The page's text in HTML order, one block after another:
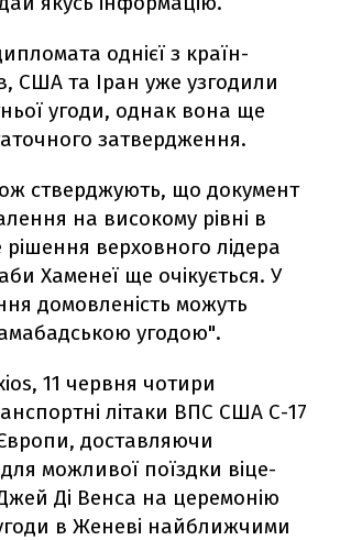
однієї з країн-
США та Іран уже узгодили
угоди, однак вона ще
затвердження.
стверджують, що документ
на високому рівні в
рішення верховного лідера
Хаменеї ще очікується. У
домовленість можуть
угодою".
11 червня чотири
літаки ВПС США C-17
доставляючи
можливої ​​поїздки віце-
Ді Венса на церемонію
в Женеві найближчими